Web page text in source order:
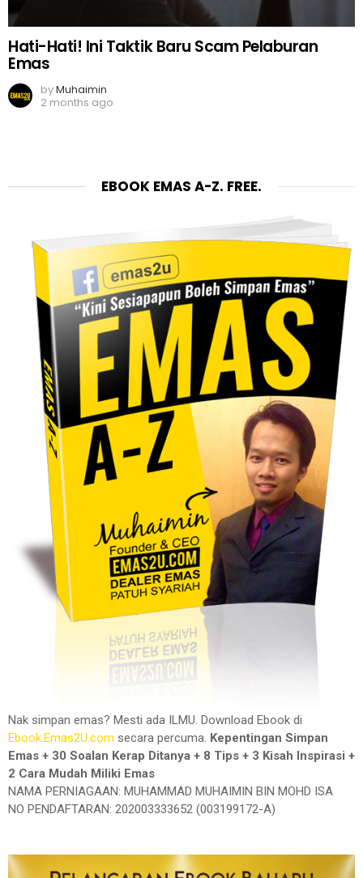
Hati-Hati! Ini Taktik Baru Scam Pelaburan
Emas
byMuhaimin
2 months ago
EBOOK EMAS A-Z. FREE.
Nak simpan emas? Mesti ada ILMU. Download Ebook di
Ebook.Emas2U.com secara percuma. Kepentingan Simpan
Emas + 30 Soalan Kerap Ditanya + 8 Tips + 3 Kisah Inspirasi +
2 Cara Mudah Miliki Emas
NAMA PERNIAGAAN: MUHAMMAD MUHAIMIN BIN MOHD ISA
NO PENDAFTARAN: 202003333652 (003199172-A)